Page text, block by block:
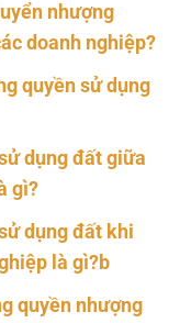
nhượng
doanh nghiệp?
quyền sử dụng
dụng đất giữa
gì?
dụng đất khi
là gì?b
quyền nhượng